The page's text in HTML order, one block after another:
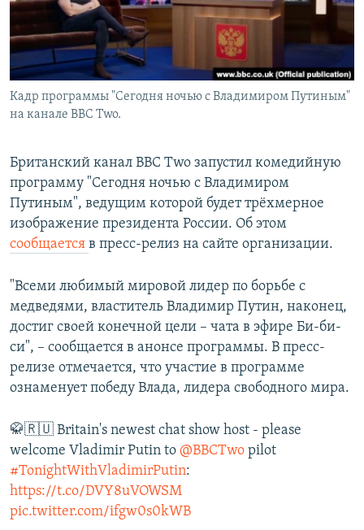
Кадр программы "Сегодня ночью с Владимиром Путиным"
на канале BBC Two.
Британский канал BBC Two запустил комедийную
программу "Сегодня ночью с Владимиром
Путиным", ведущим которой будет трёхмерное
изображение президента России. Об этом
сообщается в пресс-релиз на сайте организации.
"Всеми любимый мировой лидер по борьбе с
медведями, властитель Владимир Путин, наконец,
достиг своей конечной цели – чата в эфире Би-би-
си", – сообщается в анонсе программы. В пресс-
релизе отмечается, что участие в программе
ознаменует победу Влада, лидера свободного мира.
🥋🇷🇺 Britain's newest chat show host - please
welcome Vladimir Putin to @BBCTwo pilot
#TonightWithVladimirPutin:
https://t.co/DVY8uVOWSM
pic.twitter.com/ifgw0s0kWB